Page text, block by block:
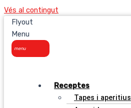
Vés al contingut
Flyout
Menu
Receptes
Tapes i aperitius